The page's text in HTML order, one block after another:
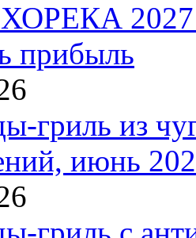
2027:
прибыль
гриль из
июнь